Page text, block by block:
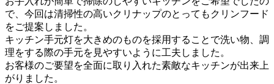
で、今回は清掃性の高いクリナップのとってもクリンフード
をご提案しました。
キッチン手元灯を大きめのものを採用することで洗い物、調
理をする際の手元を見やすいように工夫しました。
お客様のご要望を全面に取り入れた素敵なキッチンが出来上
がりました。